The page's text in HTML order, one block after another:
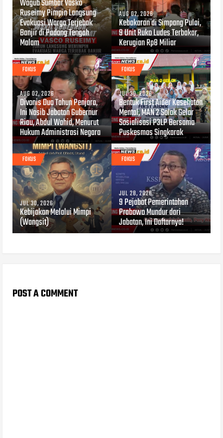
Wagub Sumbar Vasko
Ruseimy Pimpin Langsung
Evakuasi Warga Terjebak
Banjir di Padang Tengah
Malam
AUG 02, 2026
Kebakaran di Simpang Pulai,
9 Unit Ruko Ludes Terbakar,
Kerugian Rp8 Miliar
FOKUS
AUG 02, 2026
Divonis Dua Tahun Penjara,
Ini Nasib Jabatan Gubernur
Riau, Abdul Wahid, Menurut
Hukum Administrasi Negara
FOKUS
JUL 30, 2026
Bentuk First Aider Kesehatan
Mental, MAN 2 Solok Gelar
Sosialisasi P3LP Bersama
Puskesmas Singkarak
FOKUS
JUL 30, 2026
Kebijakan Melalui Mimpi
(Wangsit)
FOKUS
JUL 28, 2026
9 Pejabat Pemerintahan
Prabowo Mundur dari
Jabatan, Ini Daftarnya!
POST A COMMENT